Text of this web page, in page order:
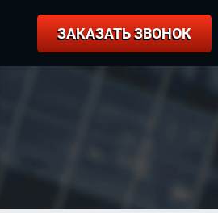
ЗАКАЗАТЬ ЗВОНОК